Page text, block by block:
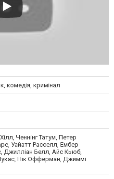
комедія, кримінал
Ченнінг Татум, Петер
Уайатт Расселл, Ембер
Джилліан Белл, Айс Кьюб,
Нік Офферман, Джиммі